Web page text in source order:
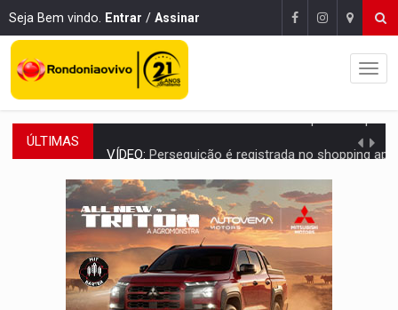
Seja Bem vindo. Entrar / Assinar
ÚLTIMAS Perseguição é registrada no shopping após colombiana furtar
LUDOPATIA:Apostas online começam a afetar produtividade e rotina
REFLORESTAMENTO:Plantar árvores não será mais suficiente para
OVNIS NA LUA:Cientistas alertam para possível base secreta no satélite
ACABOU COM PEUGEOT:Incêndio destrói carro que era rebocado para oficina